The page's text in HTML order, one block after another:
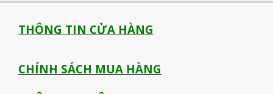
THÔNG TIN CỬA HÀNG
CHÍNH SÁCH MUA HÀNG